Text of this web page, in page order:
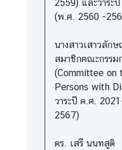
2559) และวาระ
(พ.ศ. 2560 -
นางสาวเสาวลัก
สมาชิกคณะกรรม
(Committee
Persons with
วาระปี ค.ศ.
2567)
ดร. เสรี นนทสูติ